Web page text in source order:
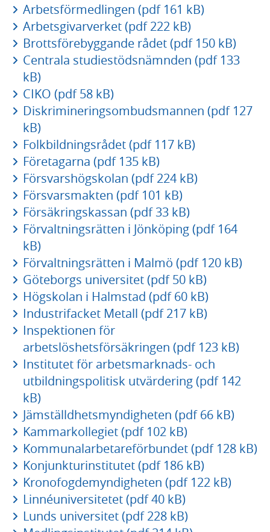
Arbetsförmedlingen (pdf 161 kB)
Arbetsgivarverket (pdf 222 kB)
Brottsförebyggande rådet (pdf 150 kB)
Centrala studiestödsnämnden (pdf 133
kB)
CIKO (pdf 58 kB)
Diskrimineringsombudsmannen (pdf 127
kB)
Folkbildningsrådet (pdf 117 kB)
Företagarna (pdf 135 kB)
Försvarshögskolan (pdf 224 kB)
Försvarsmakten (pdf 101 kB)
Försäkringskassan (pdf 33 kB)
Förvaltningsrätten i Jönköping (pdf 164
kB)
Förvaltningsrätten i Malmö (pdf 120 kB)
Göteborgs universitet (pdf 50 kB)
Högskolan i Halmstad (pdf 60 kB)
Industrifacket Metall (pdf 217 kB)
Inspektionen för
arbetslöshetsförsäkringen (pdf 123 kB)
Institutet för arbetsmarknads- och
utbildningspolitisk utvärdering (pdf 142
kB)
Jämställdhetsmyndigheten (pdf 66 kB)
Kammarkollegiet (pdf 102 kB)
Kommunalarbetareförbundet (pdf 128 kB)
Konjunkturinstitutet (pdf 186 kB)
Kronofogdemyndigheten (pdf 122 kB)
Linnéuniversitetet (pdf 40 kB)
Lunds universitet (pdf 228 kB)